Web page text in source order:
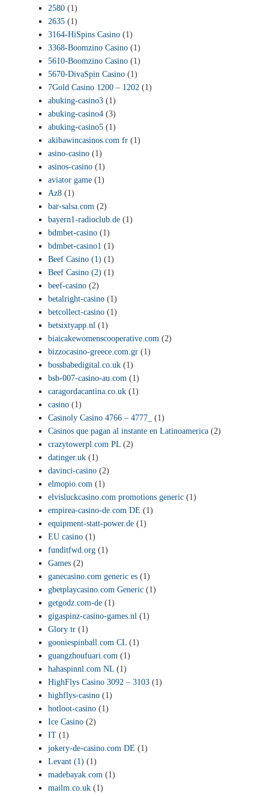
2580 (1)
2635 (1)
3164-HiSpins Casino (1)
3368-Boomzino Casino (1)
5610-Boomzino Casino (1)
5670-DivaSpin Casino (1)
7Gold Casino 1200 – 1202 (1)
abuking-casino3 (1)
abuking-casino4 (3)
abuking-casino5 (1)
akibawincasinos.com fr (1)
asino-casino (1)
asinos-casino (1)
aviator game (1)
Az8 (1)
bar-salsa.com (2)
bayern1-radioclub.de (1)
bdmbet-casino (1)
bdmbet-casino1 (1)
Beef Casino (1) (1)
Beef Casino (2) (1)
beef-casino (2)
betalright-casino (1)
betcollect-casino (1)
betsixtyapp.nl (1)
biaicakewomenscooperative.com (2)
bizzocasino-greece.com.gr (1)
bossbabedigital.co.uk (1)
bsb-007-casino-au.com (1)
caragordacantina.co.uk (1)
casino (1)
Casinoly Casino 4766 – 4777_
(1)
Casinos que pagan al instante en Latinoamerica (2)
crazytowerpl.com PL (2)
datinger.uk (1)
davinci-casino (2)
elmopio.com (1)
elvisluckcasino.com promotions generic (1)
empirea-casino-de.com DE (1)
equipment-statt-power.de (1)
EU casino (1)
funditfwd.org (1)
Games (2)
ganecasino.com generic es (1)
gbetplaycasino.com Generic (1)
getgodz.com-de (1)
gigaspinz-casino-games.nl (1)
Glory tr (1)
gooniespinball.com CL (1)
guangzhoufuari.com (1)
hahaspinnl.com NL (1)
HighFlys Casino 3092 – 3103 (1)
highflys-casino (1)
hotloot-casino (1)
Ice Casino (2)
IT (1)
jokery-de-casino.com DE (1)
Levant (1) (1)
madebayak.com (1)
mailm.co.uk (1)